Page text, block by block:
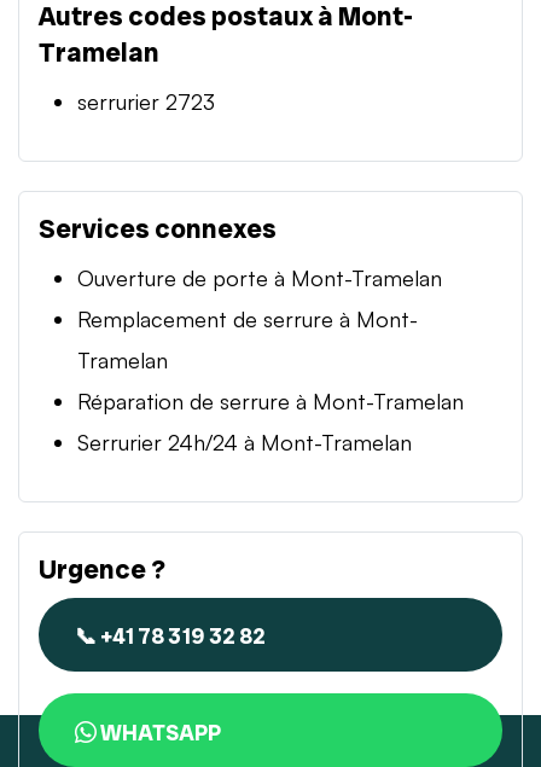
Autres codes postaux à Mont-
Tramelan
serrurier 2723
Services connexes
Ouverture de porte à Mont-Tramelan
Remplacement de serrure à Mont-
Tramelan
Réparation de serrure à Mont-Tramelan
Serrurier 24h/24 à Mont-Tramelan
Urgence ?
📞 +41 78 319 32 82
WHATSAPP